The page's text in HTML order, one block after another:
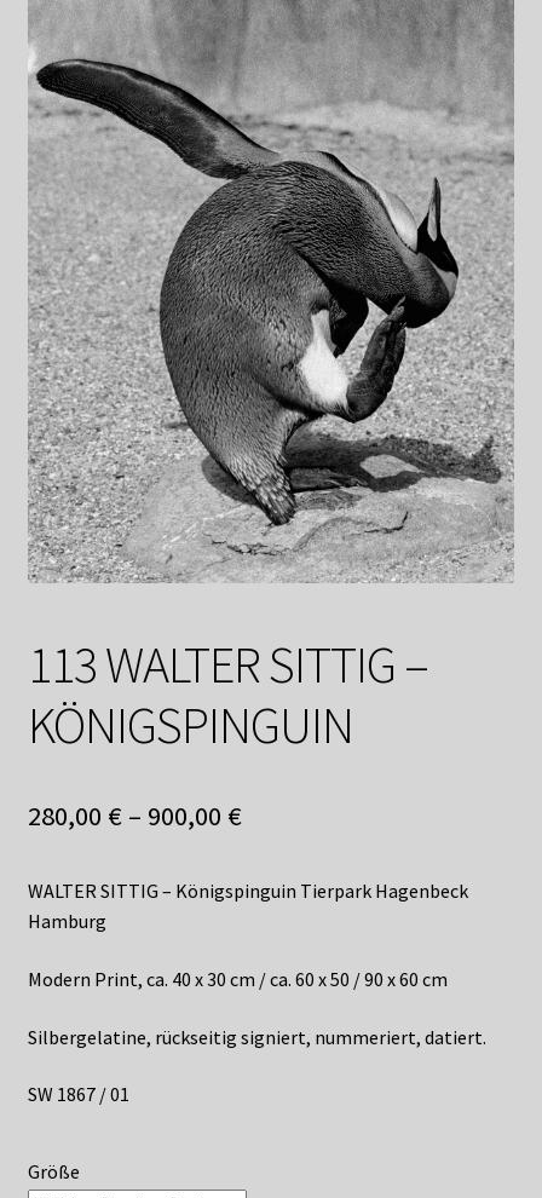
Datenschutzerklärung
Impressum
Kasse
Linkliste
Mein Konto
Mitglieder
Newsletter
Newsletter
Shop
Versandkosten / Lieferung
Warenkorb
113 WALTER SITTIG –
KÖNIGSPINGUIN
280,00 €– 900,00 €
WALTER SITTIG – Königspinguin Tierpark Hagenbeck
Hamburg
Modern Print, ca. 40 x 30 cm / ca. 60 x 50 / 90 x 60 cm
Silbergelatine, rückseitig signiert, nummeriert, datiert.
SW 1867 / 01
Größe